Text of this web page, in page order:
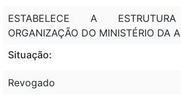
ESTABELECE A
ORGANIZAÇÃO DO MINISTÉRIO DA
Situação:
Revogado